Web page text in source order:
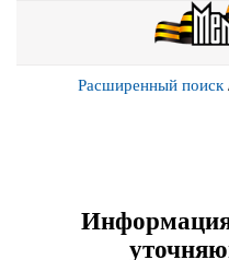
Расширенный поиск
Информация